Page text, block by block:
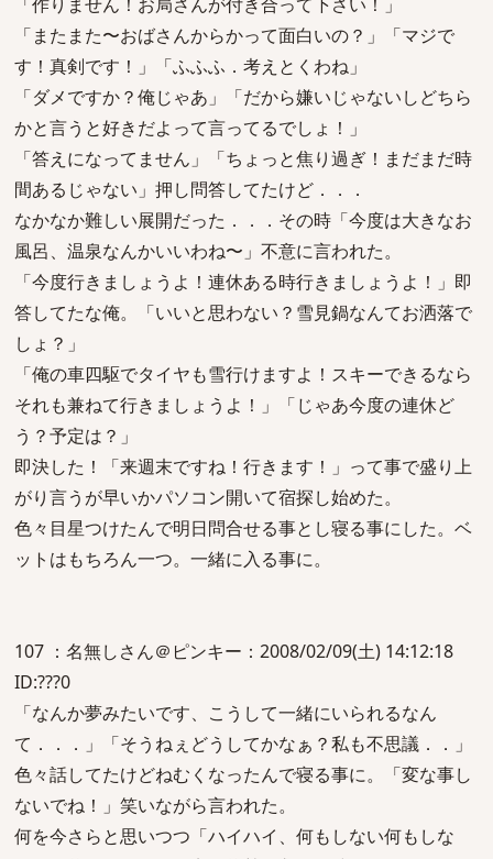
「またまた〜おばさんからかって面白いの？」「マジで
す！真剣です！」「ふふふ．考えとくわね」
「ダメですか？俺じゃあ」「だから嫌いじゃないしどちら
かと言うと好きだよって言ってるでしょ！」
「答えになってません」「ちょっと焦り過ぎ！まだまだ時
間あるじゃない」押し問答してたけど．．．
なかなか難しい展開だった．．．その時「今度は大きなお
風呂、温泉なんかいいわね〜」不意に言われた。
「今度行きましょうよ！連休ある時行きましょうよ！」即
答してたな俺。「いいと思わない？雪見鍋なんてお洒落で
しょ？」
「俺の車四駆でタイヤも雪行けますよ！スキーできるなら
それも兼ねて行きましょうよ！」「じゃあ今度の連休ど
う？予定は？」
即決した！「来週末ですね！行きます！」って事で盛り上
がり言うが早いかパソコン開いて宿探し始めた。
色々目星つけたんで明日問合せる事とし寝る事にした。ベ
ットはもちろん一つ。一緒に入る事に。
107 ：名無しさん＠ピンキー：2008/02/09(土) 14:12:18
ID:???0
「なんか夢みたいです、こうして一緒にいられるなん
て．．．」「そうねぇどうしてかなぁ？私も不思議．．」
色々話してたけどねむくなったんで寝る事に。「変な事し
ないでね！」笑いながら言われた。
何を今さらと思いつつ「ハイハイ、何もしない何もしな